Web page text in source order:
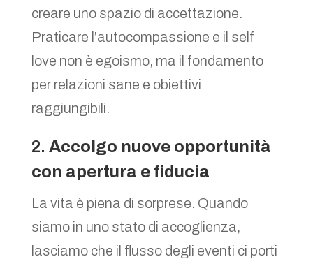
creare uno spazio di accettazione.
Praticare l’autocompassione e il self
love non è egoismo, ma il fondamento
per relazioni sane e obiettivi
raggiungibili.
2. Accolgo nuove opportunità
con apertura e fiducia
La vita è piena di sorprese. Quando
siamo in uno stato di accoglienza,
lasciamo che il flusso degli eventi ci porti